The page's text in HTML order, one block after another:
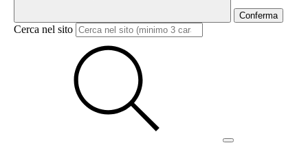
Conferma
Cerca nel sito